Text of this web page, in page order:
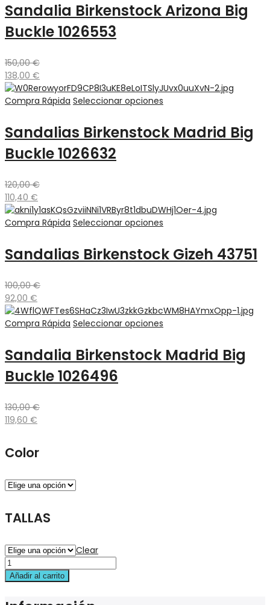
Sandalia Birkenstock Arizona Big
Buckle 1026553
150,00€
138,00 €
Compra Rápida Seleccionar opciones
Sandalias Birkenstock Madrid Big
Buckle 1026632
120,00€
110,40 €
Compra Rápida Seleccionar opciones
Sandalias Birkenstock Gizeh 43751
100,00€
92,00 €
Compra Rápida Seleccionar opciones
Sandalia Birkenstock Madrid Big
Buckle 1026496
130,00€
119,60 €
Color
TALLAS
Clear
Añadir al carrito